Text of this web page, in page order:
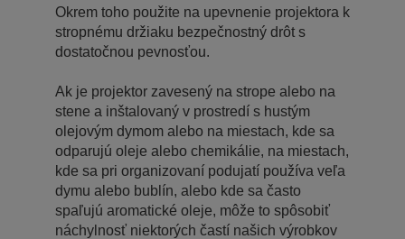
Okrem toho použite na upevnenie projektora k
stropnému držiaku bezpečnostný drôt s
dostatočnou pevnosťou.
Ak je projektor zavesený na strope alebo na
stene a inštalovaný v prostredí s hustým
olejovým dymom alebo na miestach, kde sa
odparujú oleje alebo chemikálie, na miestach,
kde sa pri organizovaní podujatí používa veľa
dymu alebo bublín, alebo kde sa často
spaľujú aromatické oleje, môže to spôsobiť
náchylnosť niektorých častí našich výrobkov